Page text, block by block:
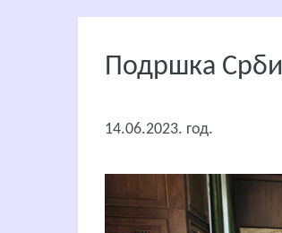
Подршка
14.06.2023. год.